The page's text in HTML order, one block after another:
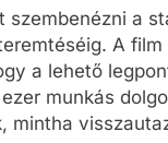
a
A
a lehető
munkás
mintha